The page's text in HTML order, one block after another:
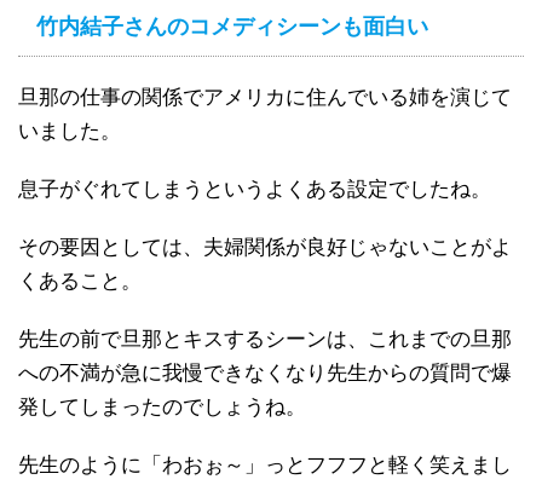
竹内結子さんのコメディシーンも面白い
旦那の仕事の関係でアメリカに住んでいる姉を演じて
いました。
息子がぐれてしまうというよくある設定でしたね。
その要因としては、夫婦関係が良好じゃないことがよ
くあること。
先生の前で旦那とキスするシーンは、これまでの旦那
への不満が急に我慢できなくなり先生からの質問で爆
発してしまったのでしょうね。
先生のように「わおぉ～」っとフフフと軽く笑えまし